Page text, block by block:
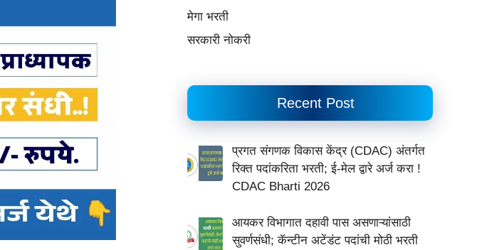
मेगा भरती
सरकारी नोकरी
Recent Post
प्रगत संगणक विकास केंद्र (CDAC) अंतर्गत
रिक्त पदांकरिता भरती; ई-मेल द्वारे अर्ज करा !
CDAC Bharti 2026
आयकर विभागात दहावी पास असणाऱ्यांसाठी
सुवर्णसंधी; कॅन्टीन अटेंडंट पदांची मोठी भरती